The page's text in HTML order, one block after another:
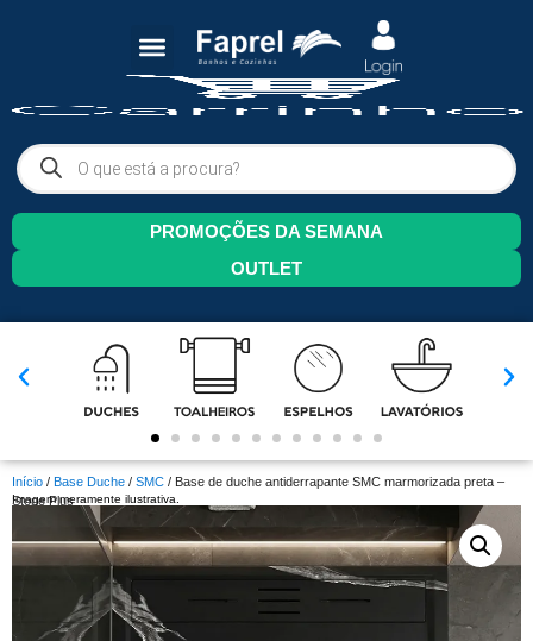
PROMOÇÕES DA SEMANA
OUTLET
Início / Base Duche / SMC / Base de duche antiderrapante SMC marmorizada preta –
Stone Plus
Imagem meramente ilustrativa.